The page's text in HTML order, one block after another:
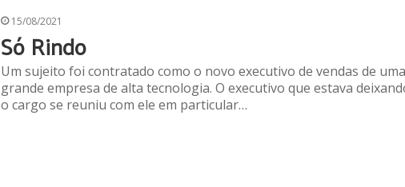
15/08/2021
Só Rindo
Um sujeito foi contratado como o novo executivo de vendas de uma
grande empresa de alta tecnologia. O executivo que estava
o cargo se reuniu com ele em particular…